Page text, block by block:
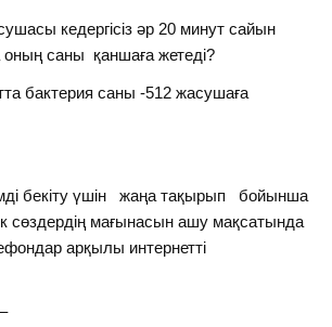
кедергісіз әр 20 минут сайын
оның саны қаншаға жетеді?
бактерия саны -512 жасушаға
бекіту үшін жаңа тақырып бойынша
сөздердің мағынасын ашу мақсатында
арқылы интернетті